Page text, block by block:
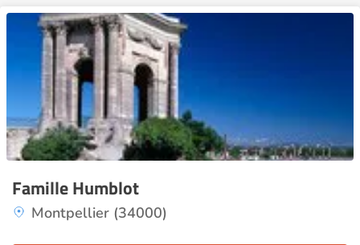
Famille Humblot
Montpellier (34000)